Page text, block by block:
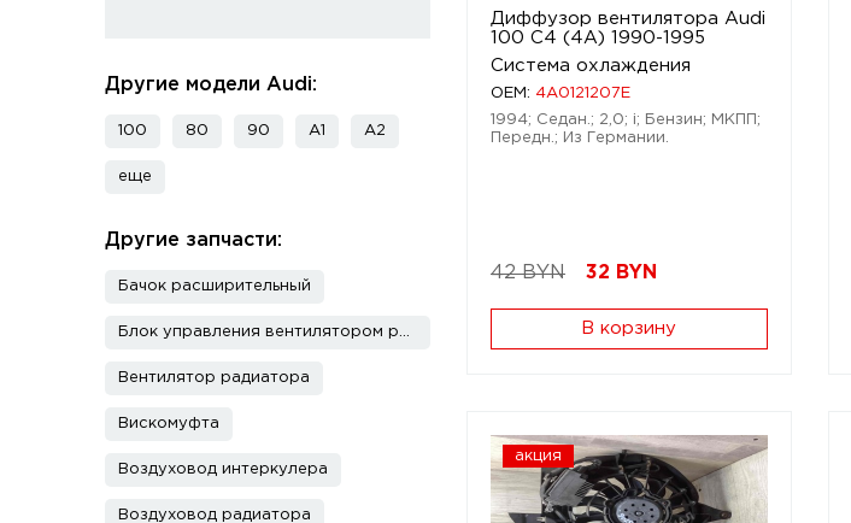
Другие модели Audi:
100 80 90 A1 A2
еще
Другие запчасти:
Бачок расширительный
Вентилятор радиатора
Вискомуфта
Воздуховод интеркулера
Воздуховод радиатора
Диффузор вентилятора Audi
100 C4 (4A) 1990-1995
Система охлаждения
OEM: 4A0121207E
1994; Седан.; 2,0; i; Бензин; МКПП;
Передн.; Из Германии.
42 BYN 32 BYN
В корзину
акция